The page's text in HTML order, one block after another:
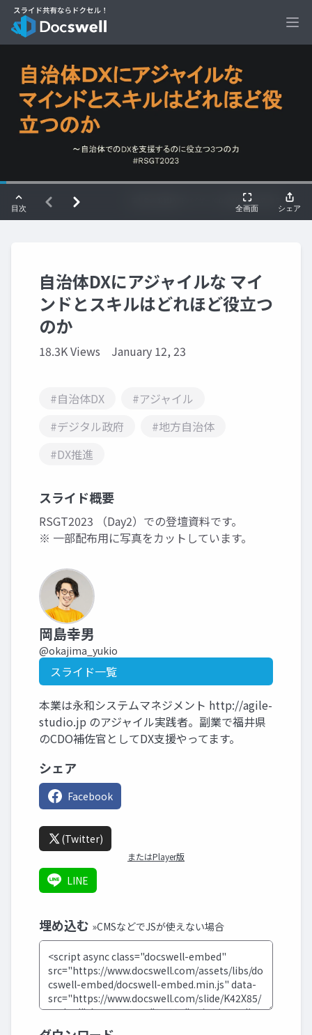
自治体DXにアジャイルな マイ
ンドとスキルはどれほど役立つ
のか
18.3K Views January 12, 23
#自治体DX
#アジャイル
#デジタル政府
#地方自治体
#DX推進
スライド概要
RSGT2023 （Day2）での登壇資料です。
※ 一部配布用に写真をカットしています。
岡島幸男
@okajima_yukio
スライド一覧
本業は永和システムマネジメント http://agile-
studio.jp のアジャイル実践者。副業で福井県
のCDO補佐官としてDX支援やってます。
シェア
Facebook
(Twitter)
またはPlayer版
LINE
埋め込む »CMSなどでJSが使えない場合